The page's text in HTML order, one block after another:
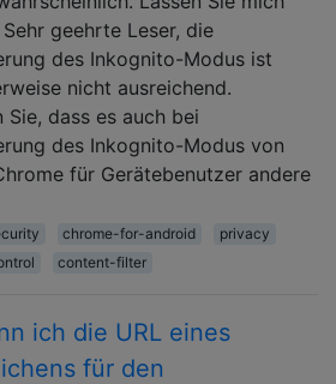
geehrte Leser, die
des Inkognito-Modus ist
nicht ausreichend.
Sie, dass es auch bei
des Inkognito-Modus von
für Gerätebenutzer andere
chrome-for-android
privacy
content-filter
ich die URL eines
für den